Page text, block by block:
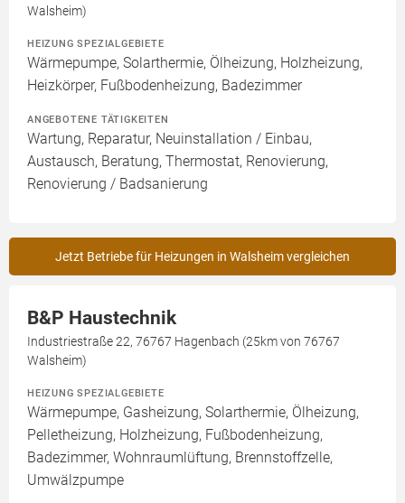
Walsheim)
HEIZUNG SPEZIALGEBIETE
Wärmepumpe, Solarthermie, Ölheizung, Holzheizung,
Heizkörper, Fußbodenheizung, Badezimmer
ANGEBOTENE TÄTIGKEITEN
Wartung, Reparatur, Neuinstallation / Einbau,
Austausch, Beratung, Thermostat, Renovierung,
Renovierung / Badsanierung
Jetzt Betriebe für Heizungen in Walsheim vergleichen
B&P Haustechnik
Industriestraße 22, 76767 Hagenbach (25km von 76767
Walsheim)
HEIZUNG SPEZIALGEBIETE
Wärmepumpe, Gasheizung, Solarthermie, Ölheizung,
Pelletheizung, Holzheizung, Fußbodenheizung,
Badezimmer, Wohnraumlüftung, Brennstoffzelle,
Umwälzpumpe